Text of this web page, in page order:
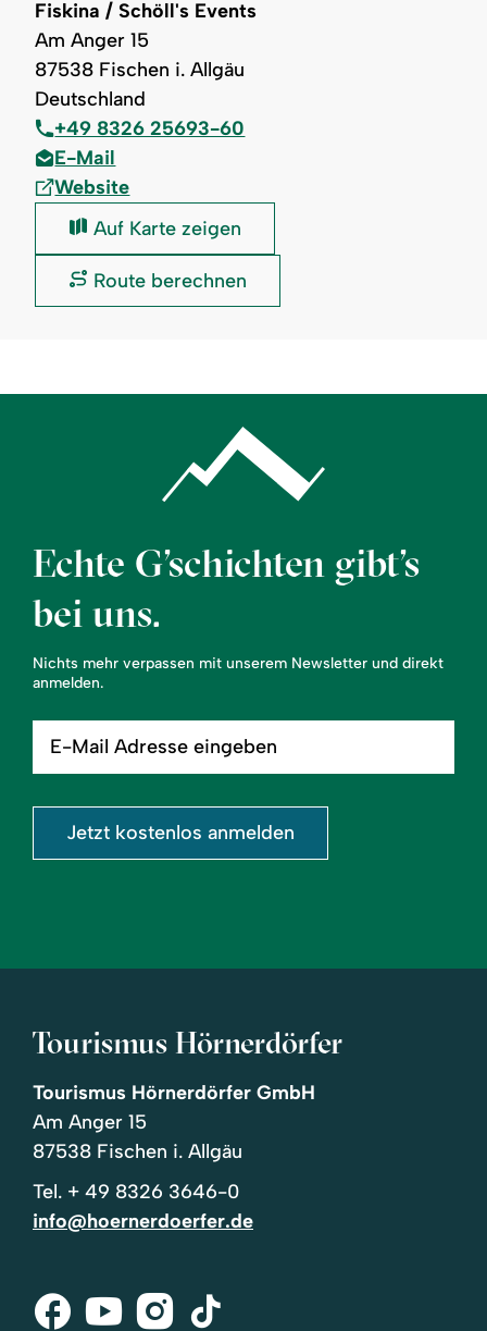
Fiskina / Schöll's Events
Am Anger 15
87538 Fischen i. Allgäu
Deutschland
+49 8326 25693-60
E-Mail
Website
Fiskina
Events:
Auf Karte zeigen
Fiskina
Route berechnen
Echte G’schichten gibt’s
bei uns.
Nichts mehr verpassen mit unserem Newsletter und direkt
anmelden.
Mail
eingeben
Jetzt kostenlos anmelden
Tourismus Hörnerdörfer
Tourismus Hörnerdörfer GmbH
Am Anger 15
87538 Fischen i. Allgäu
Tel. + 49 8326 3646-0
info@hoernerdoerfer.de
Facebook
Youtube
Instagram
Tik-